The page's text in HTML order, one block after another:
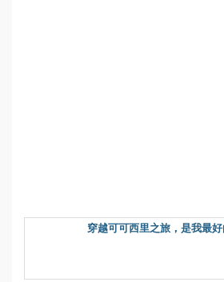
穿越可可西里之旅，是我最